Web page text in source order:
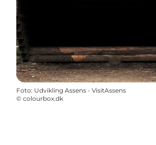
Foto: Udvikling Assens - VisitAssens
© colourbox.dk